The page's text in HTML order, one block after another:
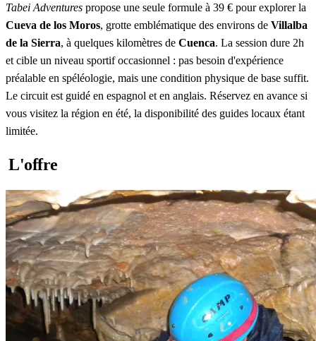
Tabei Adventures propose une seule formule à 39 € pour explorer la
Cueva de los Moros, grotte emblématique des environs de Villalba
de la Sierra, à quelques kilomètres de Cuenca. La session dure 2h
et cible un niveau sportif occasionnel : pas besoin d'expérience
préalable en spéléologie, mais une condition physique de base suffit.
Le circuit est guidé en espagnol et en anglais. Réservez en avance si
vous visitez la région en été, la disponibilité des guides locaux étant
limitée.
L'offre